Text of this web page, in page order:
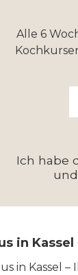
Alle 6
Ich habe
in Kassel
in Kassel –